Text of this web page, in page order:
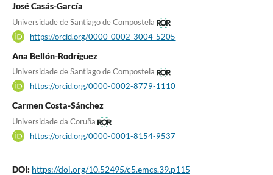
José Casás-García
Universidade de Santiago de Compostela
https://orcid.org/0000-0002-3004-5205
Ana Bellón-Rodríguez
Universidade de Santiago de Compostela
https://orcid.org/0000-0002-8779-1110
Carmen Costa-Sánchez
Universidade da Coruña
https://orcid.org/0000-0001-8154-9537
DOI: https://doi.org/10.52495/c5.emcs.39.p115